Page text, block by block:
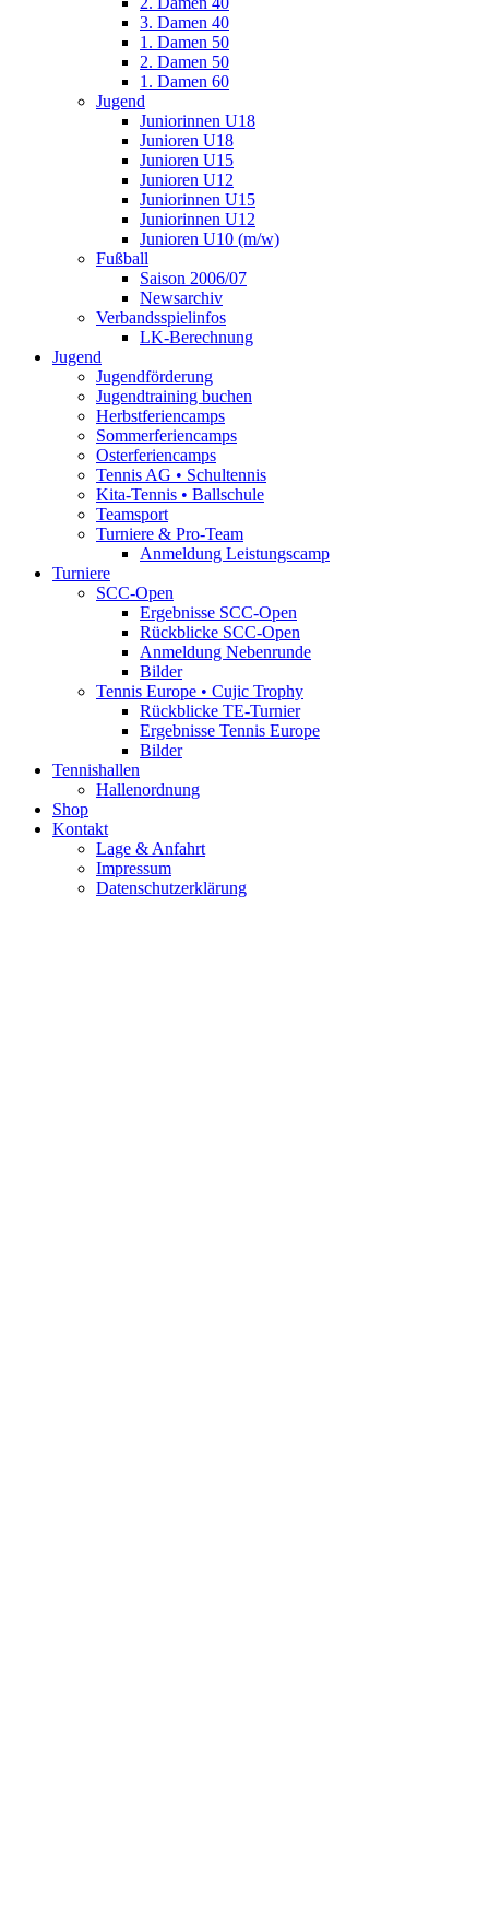
3. Damen 40
1. Damen 50
2. Damen 50
1. Damen 60
Jugend
Juniorinnen U18
Junioren U18
Junioren U15
Junioren U12
Juniorinnen U15
Juniorinnen U12
Junioren U10 (m/w)
Fußball
Saison 2006/07
Newsarchiv
Verbandsspielinfos
LK-Berechnung
Jugend
Jugendförderung
Jugendtraining buchen
Herbstferiencamps
Sommerferiencamps
Osterferiencamps
Tennis AG • Schultennis
Kita-Tennis • Ballschule
Teamsport
Turniere & Pro-Team
Anmeldung Leistungscamp
Turniere
SCC-Open
Ergebnisse SCC-Open
Rückblicke SCC-Open
Anmeldung Nebenrunde
Bilder
Tennis Europe • Cujic Trophy
Rückblicke TE-Turnier
Ergebnisse Tennis Europe
Bilder
Tennishallen
Hallenordnung
Shop
Kontakt
Lage & Anfahrt
Impressum
Datenschutzerklärung